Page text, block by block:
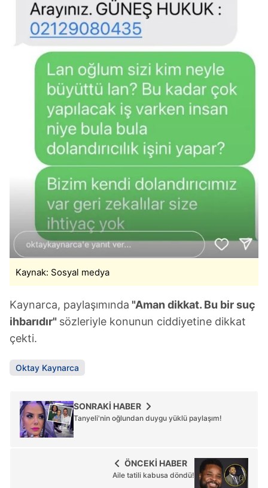
verileriniz işlenmekte olup gerekli olan çerezler bilgi
toplumu hizmetlerinin sunulması amacıyla
kullanılmaktadır. Diğer çerezler, sitemizin daha işlevsel
kılınması ve kişiselleştirilmesi ve sizlere yönelik
reklam/pazarlama faaliyetlerinin yapılması, amaçlarıyla
sınırlı olarak açık rızanız dahilinde kullanılacaktır.
Çerezlere ilişkin tercihlerinizi aşağıda yer alan panel
vasıtasıyla belirleyebilirsiniz. Çerezlere ilişkin detaylı bilgi
için Ayarlar butonuna tıklayabilir,
Metnimiziziyaret edebilirsiniz.
6698 sayılı Kişisel Verilerin Korunması Kanunu uyarınca
hazırlanmış Aydınlatma Metnimizi okumak ve sitemizde
ilgili mevzuata uygun olarak kullanılan çerezlerle ilgili bilgi
almak için lütfentıklayınız.
Kaynak: Sosyal medya
Kaynarca, paylaşımında "Aman dikkat. Bu bir suç
ihbarıdır" sözleriyle konunun ciddiyetine dikkat
çekti.
Oktay Kaynarca
SONRAKİ HABER
Tanyeli'nin oğlundan duygu yüklü paylaşım!
ÖNCEKİ HABER
Aile tatili kabusa döndü!